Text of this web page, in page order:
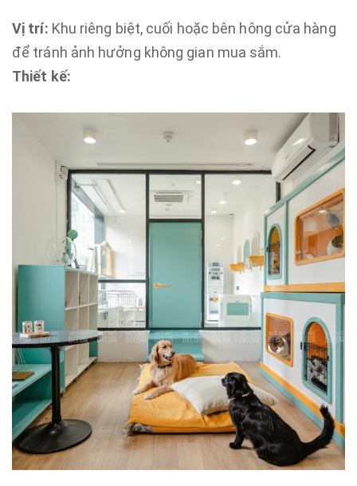
Vị trí: Khu riêng biệt, cuối hoặc bên hông cửa hàng
để tránh ảnh hưởng không gian mua sắm.
Thiết kế: